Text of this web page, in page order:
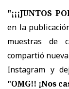
"¡¡¡JUNTOS
en la
muestras de
compartió
Instagram y
"OMG!! ¡Nos